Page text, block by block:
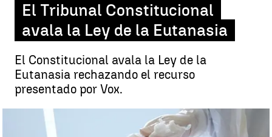
El Tribunal Constitucional
avala la Ley de la Eutanasia
El Constitucional avala la Ley de la
Eutanasia rechazando el recurso
presentado por Vox.
El Tribunal Constitucional rechaza el recurso de Vox y avala la Ley
de la Eutanasia |